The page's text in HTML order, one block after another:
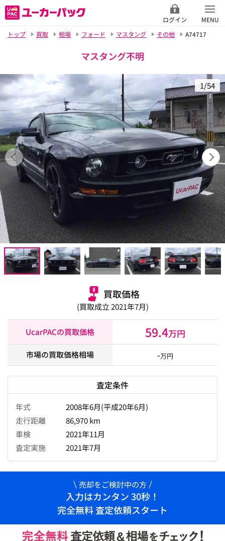
ログイン
MENU
トップ
買取 相場 フォード マスタング その他 A74717
マスタング不明
1/54
買取価格
(買取成立 2021年7月)
UcarPACの買取価格 59.4万円
市場の買取価格相場 -万円
査定条件
年式
2008年6月(平成20年6月)
走行距離
86,970 km
車検
2021年11月
査定実施
2021年7月
売却をご検討中の方
入力はカンタン 30秒！
完全無料 査定依頼スタート